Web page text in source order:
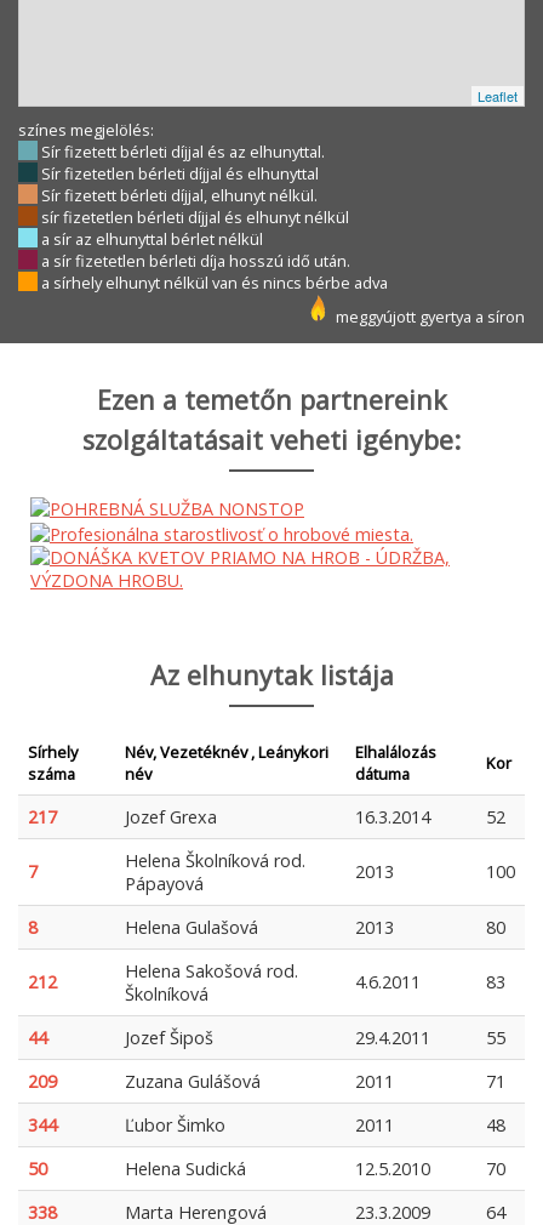
Leaflet
színes megjelölés:
Sír fizetett bérleti díjjal és az elhunyttal.
Sír fizetetlen bérleti díjjal és elhunyttal
Sír fizetett bérleti díjjal, elhunyt nélkül.
sír fizetetlen bérleti díjjal és elhunyt nélkül
a sír az elhunyttal bérlet nélkül
a sír fizetetlen bérleti díja hosszú idő után.
a sírhely elhunyt nélkül van és nincs bérbe adva
meggyújott gyertya a síron
Ezen a temetőn partnereink
szolgáltatásait veheti igénybe:
Az elhunytak listája
Sírhely
száma
Név, Vezetéknév , Leánykori
név
Elhalálozás
dátuma
Kor
217 Jozef Grexa 16.3.2014 52
7
Helena Školníková rod.
Pápayová
2013 100
8 Helena Gulašová 2013 80
212
Helena Sakošová rod.
Školníková
4.6.2011 83
44 Jozef Šipoš 29.4.2011
55
209
Zuzana Gulášová 2011
71
344
Ľubor Šimko 2011
48
50
Helena Sudická 12.5.2010
70
338
Marta Herengová 23.3.2009 64